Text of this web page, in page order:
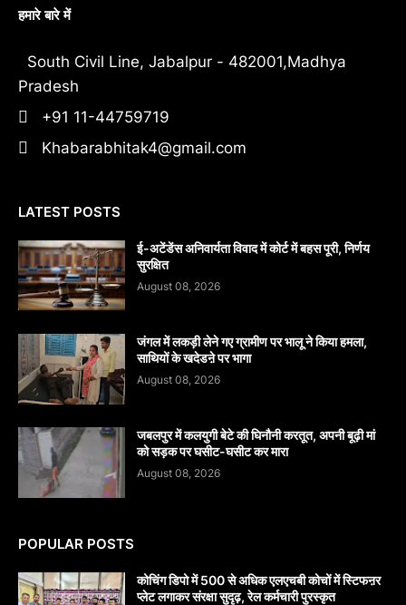
हमारे बारे में
South Civil Line, Jabalpur - 482001,Madhya
Pradesh
+91 11-44759719
Khabarabhitak4@gmail.com
LATEST POSTS
​ई-अटेंडेंस अनिवार्यता विवाद में कोर्ट में बहस पूरी, निर्णय
सुरक्षित
August 08, 2026
जंगल में लकड़ी लेने गए ग्रामीण पर भालू ने किया हमला,
साथियों के खदेडऩे पर भागा
August 08, 2026
जबलपुर में कलयुगी बेटे की घिनौनी करतूत, अपनी बूढ़ी मां
को सड़क पर घसीट-घसीट कर मारा
August 08, 2026
POPULAR POSTS
कोचिंग डिपो में 500 से अधिक एलएचबी कोचों में स्टिफऩर
प्लेट लगाकर संरक्षा सुदृढ़, रेल कर्मचारी पुरस्कृत